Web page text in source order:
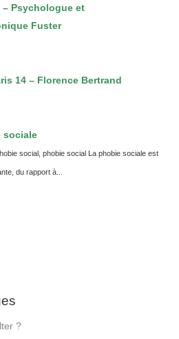
– Psychologue et
Fuster
14 – Florence Bertrand
sociale
social, phobie social La phobie sociale est
du rapport à...
?